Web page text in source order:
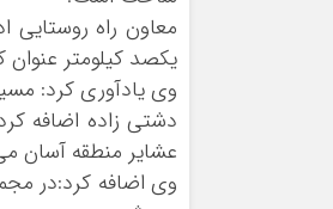
معاون راه روستایی
یکصد کیلومتر عنوان کرد و
وی یادآوری کرد:
دشتی زاده اضافه
عشایر منطقه آسان